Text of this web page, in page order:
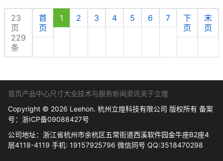
23
页
229
条
首
页
1 2 3 4 5 6 7
下
页
末
页
首页产品中心尺寸大全技术与服务新闻资讯关于立煌
Copyright © 2026 Leehon. 杭州立煌科技有限公司 版权所有 备案
号： 浙ICP备09088427号
公司地址：浙江省杭州市余杭区五常街道西溪软件园金牛座B2座4
层4118-4119 手机: 19157925796 微信同号 QQ:3518470298